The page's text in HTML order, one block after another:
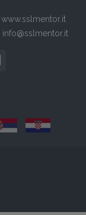
www.sslmentor.it
info@sslmentor.it